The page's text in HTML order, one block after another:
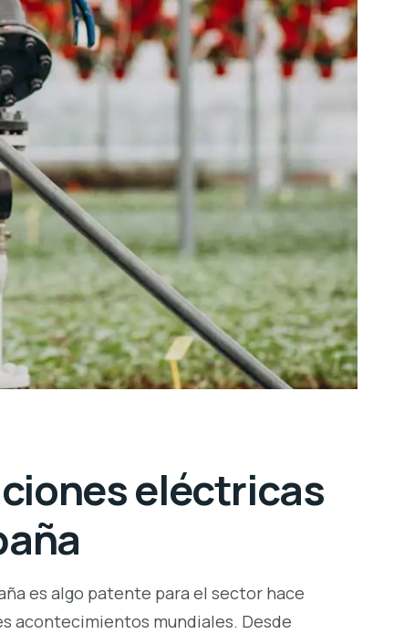
eléctricas
es algo patente para el sector hace
acontecimientos mundiales. Desde